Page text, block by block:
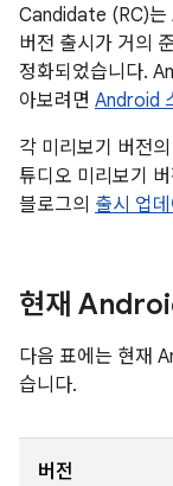
Candidate (RC)는
버전 출시가 거의
정화되었습니다.
아보려면 Android
각 미리보기 버전
튜디오 미리보기
블로그의 출시 업
현재
다음 표에는 현재
습니다.
버전